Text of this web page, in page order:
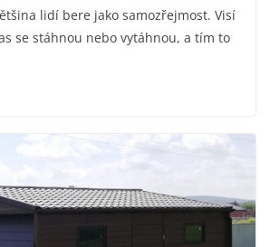
lidí bere jako samozřejmost. Visí
se stáhnou nebo vytáhnou, a tím to